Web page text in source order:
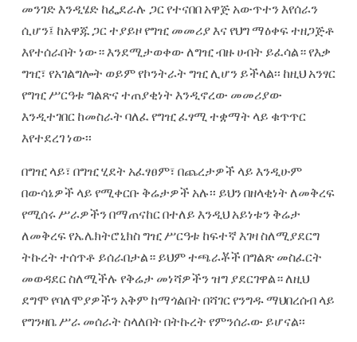
መንገድ እንዲሄድ ከፌደራሉ ጋር የተናበበ አዋጅ አውጥተን እየሰራን
ሲሆን፤ ከአዋጁ ጋር ተያይዞ የግዢ መመሪያ እና የህግ ማዕቀፍ ተዘጋጅቶ
እየተሰራበት ነው። እንደሚታወቀው ለግዢ ብዙ ሀብት ይፈሳል። የእቃ
ግዢ፣ የአገልግሎት ወይም የኮንትራት ግዢ ሊሆን ይችላል፡፡ ከዚህ አንፃር
የግዢ ሥርዓቱ ግልጽና ተጠያቂነት እንዲኖረው መመሪያው
እንዲተገበር ከመስራት ባለፈ የግዢ ፈፃሚ ተቋማት ላይ ቁጥጥር
እየተደረገ ነው፡፡
በግዢ ላይ፣ በግዢ ሂደት አፈፃፀም፣ በጨረታዎች ላይ እንዲሁም
በውሳኔዎች ላይ የሚቀርቡ ቅሬታዎች አሉ፡፡ ይህን በዘላቂነት ለመቅረፍ
የሚሰሩ ሥራዎችን በማጠናከር በተለይ እንዲህ አይነቱን ቅሬታ
ለመቅረፍ የኤሌክትሮኒክስ ግዢ ሥርዓቱ ከፍተኛ እገዛ ስለሚያደርግ
ትኩረት ተሰጥቶ ይሰራበታል። ይህም ተጫራቾች በግልጽ መስፈርት
መወዳደር ስለሚችሉ የቅሬታ መነሻዎችን ዝግ ያደርገዋል። ለዚህ
ደግሞ የባለሞያዎችን አቅም ከማጎልበት በሻገር የንግዱ ማህበረሰብ ላይ
የግንዛቤ ሥራ መሰራት ስላለበት በትኩረት የምንሰራው ይሆናል፡፡